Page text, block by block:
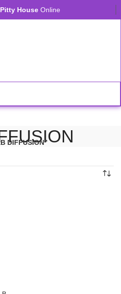
Pitty House Online
DIFFUSION”